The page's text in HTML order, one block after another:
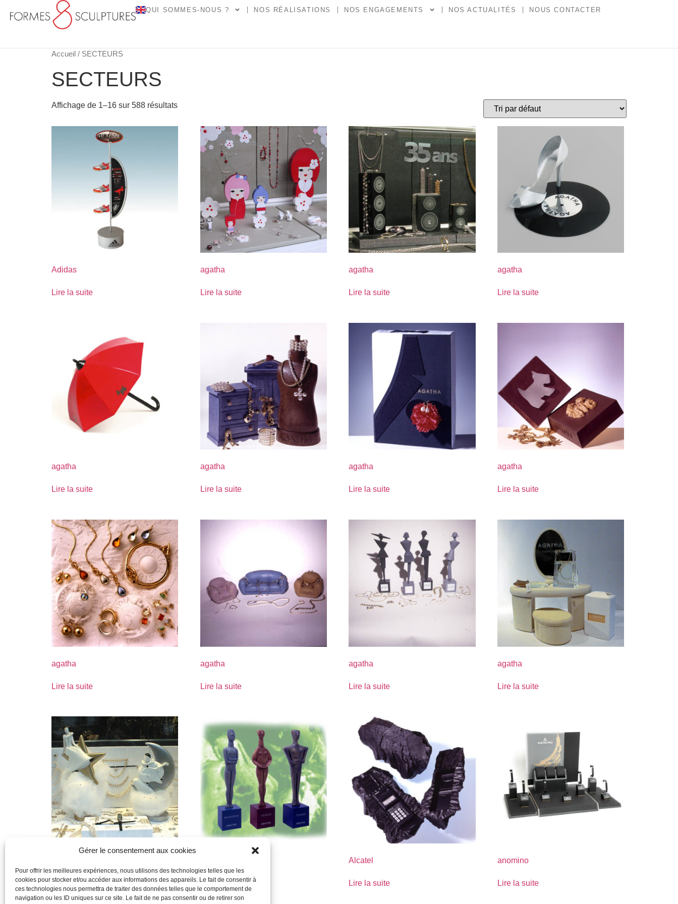
Gérer le consentement aux cookies
Pour offrir les meilleures expériences, nous utilisons des technologies telles que les
cookies pour stocker et/ou accéder aux informations des appareils. Le fait de consentir à
ces technologies nous permettra de traiter des données telles que le comportement de
navigation ou les ID uniques sur ce site. Le fait de ne pas consentir ou de retirer son
QUI SOMMES-NOUS ? NOS RÉALISATIONS NOS ENGAGEMENTS NOS ACTUALITÉS NOUS CONTACTER
Accueil / SECTEURS
SECTEURS
Affichage de 1–16 sur 588 résultats
Adidas
Lire la suite
agatha
Lire la suite
agatha
Lire la suite
agatha
Lire la suite
agatha
Lire la suite
agatha
Lire la suite
agatha
Lire la suite
agatha
Lire la suite
agatha
Lire la suite
agatha
Lire la suite
agatha
Lire la suite
agatha
Lire la suite
Lire la suite Lire la suite
Alcatel
Lire la suite
anomino
Lire la suite